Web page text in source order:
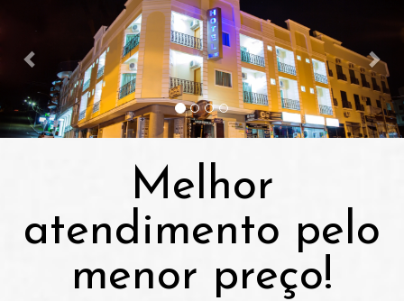
Melhor
atendimento pelo
menor preço!